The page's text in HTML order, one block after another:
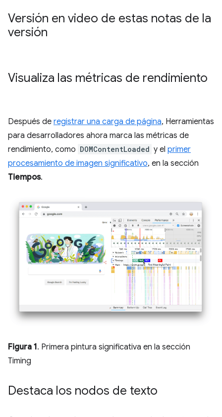
Versión en video de estas notas de la
versión
Visualiza las métricas de rendimiento
Después de registrar una carga de página, Herramientas
para desarrolladores ahora marca las métricas de
rendimiento, como DOMContentLoaded y el primer
procesamiento de imagen significativo, en la sección
Tiempos.
Figura 1. Primera pintura significativa en la sección
Timing
Destaca los nodos de texto